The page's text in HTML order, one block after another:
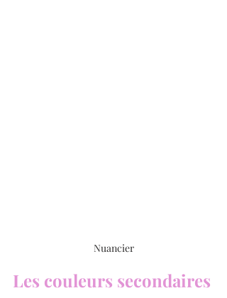
Nuancier
Les couleurs secondaires